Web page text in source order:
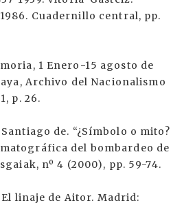
Cuadernillo central, pp.
1 Enero-15 agosto de
Archivo del Nacionalismo
p. 26.
Santiago de. “¿Símbolo o mito?
del bombardeo de
nº 4 (2000), pp. 59-74.
El linaje de Aitor. Madrid: